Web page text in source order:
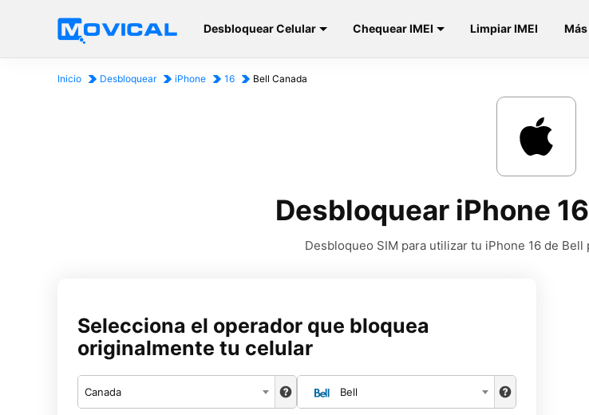
Desbloquear Celular Chequear IMEI Limpiar IMEI
Inicio Desbloquear iPhone 16 Bell Canada
Desbloquear iPhone
Desbloqueo SIM para utilizar tu iPhone 16 de
Selecciona el operador que bloquea
originalmente tu celular
Canada Bell